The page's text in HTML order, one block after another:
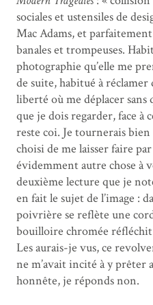
sociales et ustensiles de
Mac Adams, et parfaitement
banales et trompeuses.
photographie qu’elle me
de suite, habitué à réclamer
liberté où me déplacer sans
que je dois regarder, face à
reste coi. Je tournerais bien
choisi de me laisser faire
évidemment autre chose à
deuxième lecture que je
en fait le sujet de l’image :
poivrière se reflète une
bouilloire chromée
Les aurais-je vus, ce
ne m’avait incité à y prêter
honnête, je réponds non.